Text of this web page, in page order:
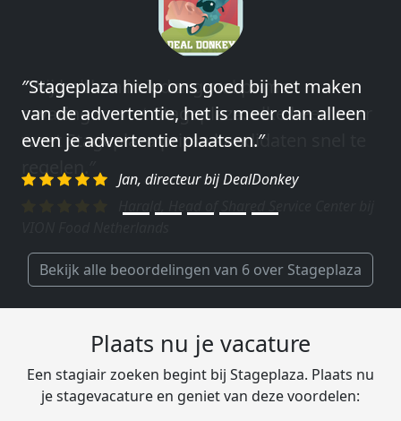
″Wij hebben in ieder geval prima
ervaringen met Stageplaza: elke keer weer
weet Stageplaza prima kandidaten snel te
regelen.″
Bekijk alle beoordelingen van 6 over Stageplaza
Plaats nu je vacature
Een stagiair zoeken begint bij Stageplaza. Plaats nu
je stagevacature en geniet van deze voordelen: